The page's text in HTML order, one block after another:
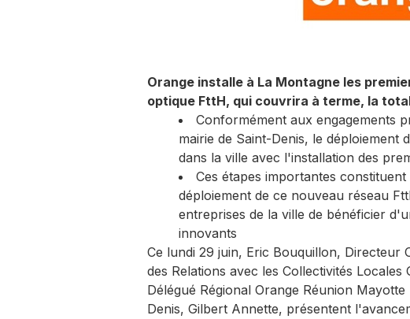
Orange installe à La Montagne les
optique FttH, qui couvrira à terme, la
Conformément aux engagements
mairie de Saint-Denis, le déploiement
dans la ville avec l'installation des
Ces étapes importantes
déploiement de ce nouveau réseau
entreprises de la ville de bénéficier
innovants
Ce lundi 29 juin, Eric Bouquillon, Directeur
des Relations avec les Collectivités
Délégué Régional Orange Réunion
Denis, Gilbert Annette, présentent